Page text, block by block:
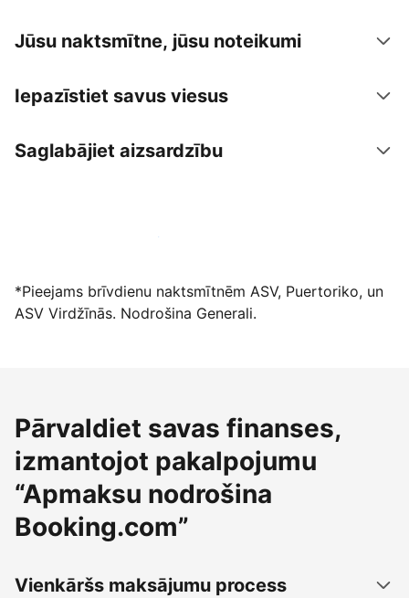
Jūsu naktsmītne, jūsu noteikumi
Iepazīstiet savus viesus
Saglabājiet aizsardzību
Izvietot piedāvājumu mūsu platformā
*Pieejams brīvdienu naktsmītnēm ASV, Puertoriko, un
ASV Virdžīnās. Nodrošina Generali.
Pārvaldiet savas finanses,
izmantojot pakalpojumu
“Apmaksu nodrošina
Booking.com”
Vienkāršs maksājumu process